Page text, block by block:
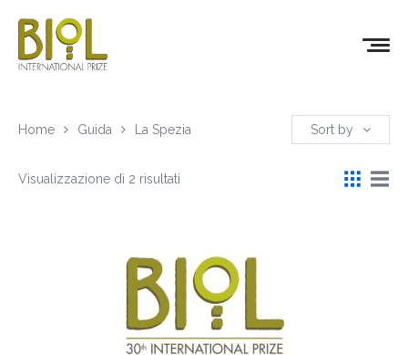
Home Guida La Spezia Sort by
Visualizzazione di 2 risultati